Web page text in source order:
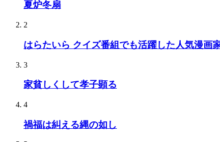
夏炉冬扇
2
はらたいら クイズ番組でも活躍した人気漫画
3
家貧しくして孝子顕る
4
禍福は糾える縄の如し